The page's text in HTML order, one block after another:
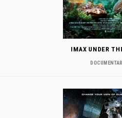
IMAX UNDER